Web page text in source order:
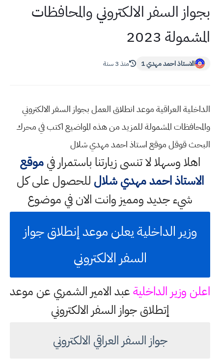
بجواز السفر الالكتروني والمحافظات
المشمولة 2023
الاستاذ احمد مهدي 1 منذ 3 سنة
الداخلية العراقية موعد انطلاق العمل بجواز السفر الالكتروني
والمحافظات المشمولة للمزيد من هذه المواضيع اكتب في محرك
البحث قوقل موقع استاذ احمد مهدي شلال
اهلا وسهلالا تنسى زيارتنا باستمرار فيموقع
الاستاذ احمد مهدي شلال للحصول على كل
شيء جديد ومميز وانت الان في موضوع
وزير الداخلية يعلن موعد إنطلاق جواز
السفر الالكتروني
اعلن وزير الداخليةعبد الامير الشمري عن موعد
إتطلاق جواز السفر الالكتروني
جواز السفر العراقي الالكتروني